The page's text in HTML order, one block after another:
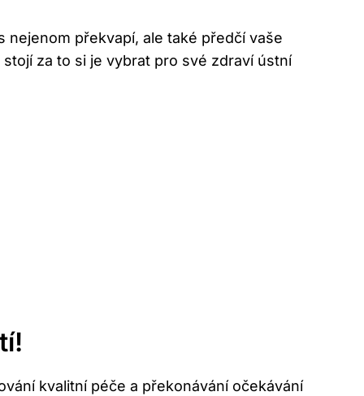
překvapí, ale také předčí vaše
za to si je vybrat pro své zdraví ústní
kvalitní péče a překonávání očekávání